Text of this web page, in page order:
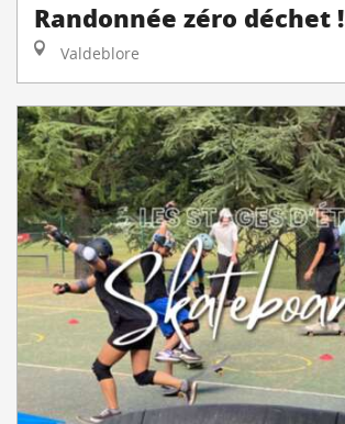
Randonnée zéro déchet !
Valdeblore